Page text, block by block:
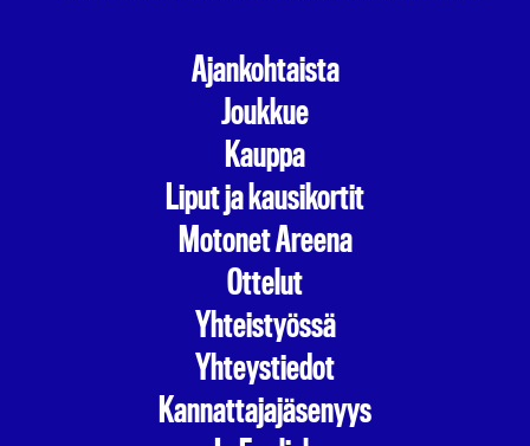
Ajankohtaista
Joukkue
Kauppa
Liput ja kausikortit
Motonet Areena
Ottelut
Yhteistyössä
Yhteystiedot
Kannattajajäsenyys